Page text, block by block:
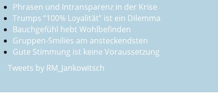
Phrasen und Intransparenz in der Krise
Trumps “100% Loyalität” ist ein Dilemma
Bauchgefühl hebt Wohlbefinden
Gruppen-Smilies am ansteckendsten
Gute Stimmung ist keine Voraussetzung
Tweets by RM_Jankowitsch